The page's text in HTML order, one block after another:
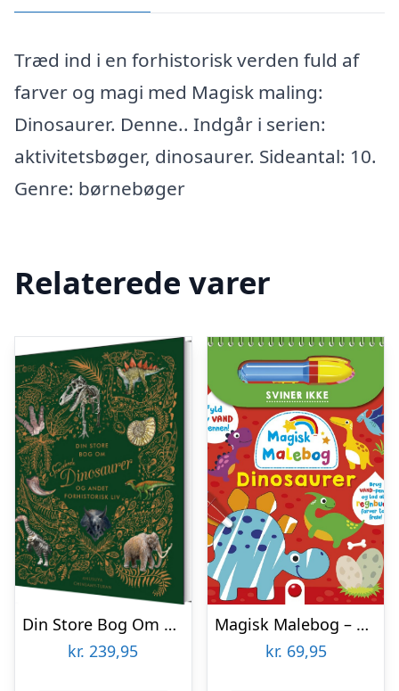
Træd ind i en forhistorisk verden fuld af
farver og magi med Magisk maling:
Dinosaurer. Denne.. Indgår i serien:
aktivitetsbøger, dinosaurer. Sideantal: 10.
Genre: børnebøger
Relaterede varer
Din Store Bog Om Spændende Dinosaurer – Pr. Anusuya Chinsamy-turan – Bog
kr. 239,95
Magisk Malebog – Dinosaurer – Mal Med Vand – Bog
kr. 69,95